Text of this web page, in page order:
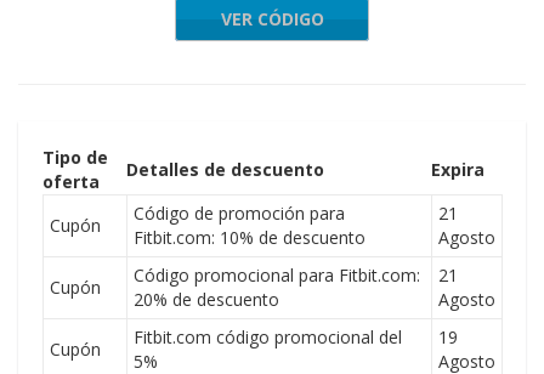
FCSUS2D
VER CÓDIGO
Tipo de
oferta
Detalles de descuento Expira
Cupón
Código de promoción para
Fitbit.com: 10% de descuento
21
Agosto
Cupón
Código promocional para Fitbit.com:
20% de descuento
21
Agosto
Cupón
Fitbit.com código promocional del
5%
19
Agosto